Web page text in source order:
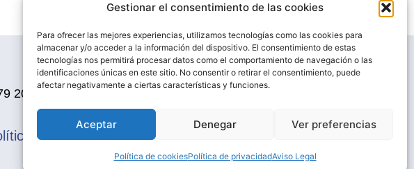
Gestionar el consentimiento de las cookies
Para ofrecer las mejores experiencias, utilizamos tecnologías como las cookies para
almacenar y/o acceder a la información del dispositivo. El consentimiento de estas
tecnologías nos permitirá procesar datos como el comportamiento de navegación o las
identificaciones únicas en este sitio. No consentir o retirar el consentimiento, puede
afectar negativamente a ciertas características y funciones.
Aceptar Denegar Ver preferencias
Política de cookiesPolítica de privacidadAviso Legal
Siguiente
20
de privacidad Política de cookies